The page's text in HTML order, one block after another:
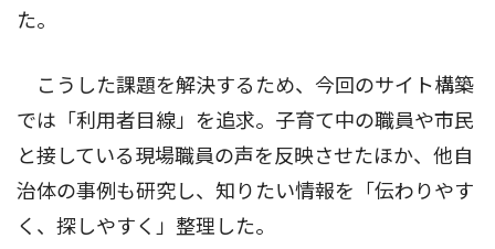
た。
こうした課題を解決するため、今回のサイト構築
では「利用者目線」を追求。子育て中の職員や市民
と接している現場職員の声を反映させたほか、他自
治体の事例も研究し、知りたい情報を「伝わりやす
く、探しやすく」整理した。